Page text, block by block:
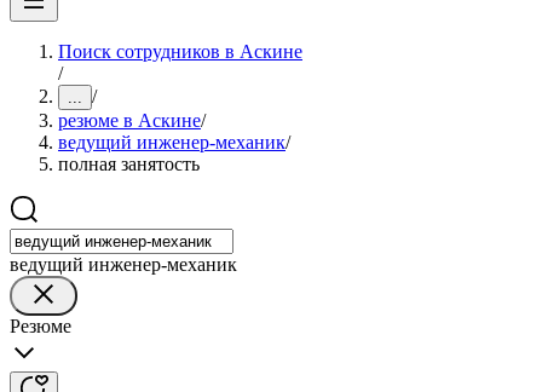
Поиск сотрудников в Аскине
/
... /
резюме в Аскине/
ведущий инженер-механик/
полная занятость
ведущий инженер-механик
Резюме